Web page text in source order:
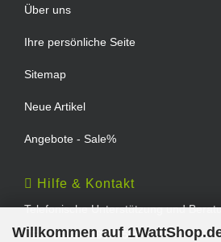
Willkommen auf
Über uns
Ihre persönliche Seite
Sitemap
Neue Artikel
Angebote - Sale%
Hilfe & Kontakt
Telefonische Unterstützung und
TEL: 0202 - 29994539